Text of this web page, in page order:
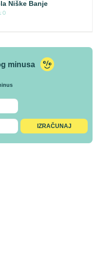
Niške Banje
0
minusa